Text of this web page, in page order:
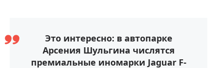
Это интересно: в автопарке
Арсения Шульгина числятся
премиальные иномарки Jaguar F-